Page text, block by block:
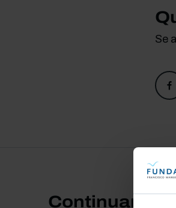
Se
Continuar a